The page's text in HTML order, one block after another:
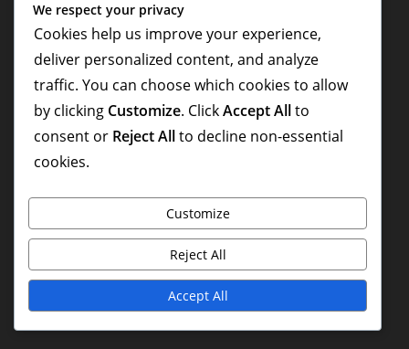
Předvolby cookies
Podmínky služby
Vaše soukromí
Kategorie
Taktická analýza formace 3-1-4-2
Variace formací struktury 3-1-4-2
We respect your privacy
Cookies help us improve your experience,
deliver personalized content, and analyze
traffic. You can choose which cookies to allow
by clicking Customize. ClickAccept Allto
consent or Reject Allto decline non-essential
cookies.
Customize
Reject All
Accept All